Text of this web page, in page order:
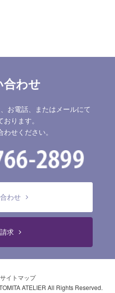
合わせ
お電話、またはメールにて
ります。
せください。
わせ
求
サイトマップ
ATELIER All Rights Reserved.